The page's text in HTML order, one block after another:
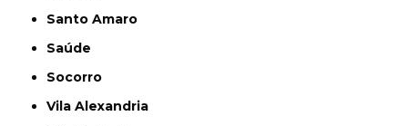
Santo Amaro
Saúde
Socorro
Vila Alexandria